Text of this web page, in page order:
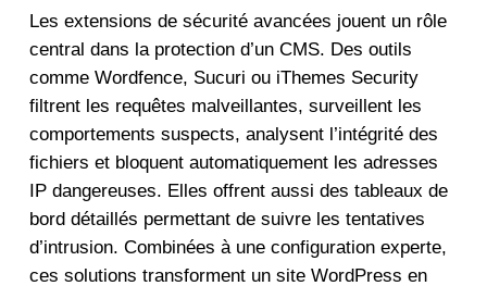
Les extensions de sécurité avancées jouent un rôle
central dans la protection d’un CMS. Des outils
comme Wordfence, Sucuri ou iThemes Security
filtrent les requêtes malveillantes, surveillent les
comportements suspects, analysent l’intégrité des
fichiers et bloquent automatiquement les adresses
IP dangereuses. Elles offrent aussi des tableaux de
bord détaillés permettant de suivre les tentatives
d’intrusion. Combinées à une configuration experte,
ces solutions transforment un site WordPress en